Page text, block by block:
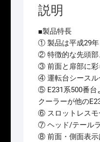
説明
■製品特長
① 製品は平成29年
② 特徴的な先頭部
③ 前面と扉部に彩
④ 運転台シースル
⑤ E231系500番台
クーラーが他の
⑥ スロットレスモ
⑦ ヘッド/テール
⑧ 前面・側面表示